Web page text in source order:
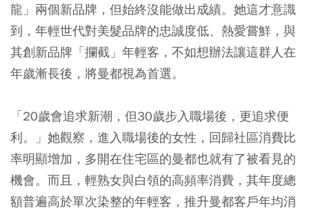
龍」兩個新品牌，但始終沒能做出成績。她這才意識
到，年輕世代對美髮品牌的忠誠度低、熱愛嘗鮮，與
其創新品牌「攔截」年輕客，不如想辦法讓這群人在
年歲漸長後，將曼都視為首選。
「20歲會追求新潮，但30歲步入職場後，更追求便
利。」她觀察，進入職場後的女性，回歸社區消費比
率明顯增加，多開在住宅區的曼都也就有了被看見的
機會。而且，輕熟女與白領的高頻率消費，其年度總
額普遍高於單次染整的年輕客，推升曼都客戶年均消